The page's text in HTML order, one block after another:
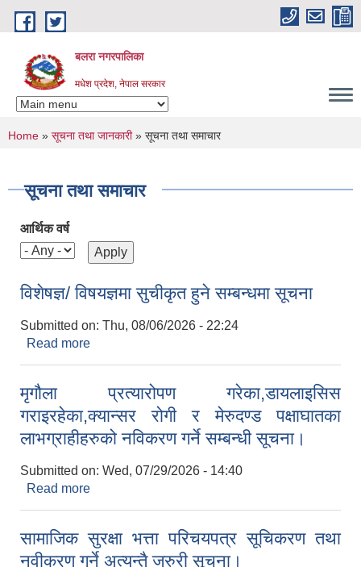
Skip to main content
बलरा नगरपालिका
मधेश प्रदेश, नेपाल सरकार
You are here
Home » सूचना तथा जानकारी» सूचना तथा समाचार
सूचना तथा समाचार
आर्थिक वर्ष
विशेषज्ञ/ विषयज्ञमा सुचीकृत हुने सम्बन्धमा सूचना
Submitted on: Thu, 08/06/2026 - 22:24
Read more
मृगौला प्रत्यारोपण गरेका,डायलाइसिस
गराइरहेका,क्यान्सर रोगी र मेरुदण्ड पक्षाघातका
लाभग्राहीहरुको नविकरण गर्ने सम्बन्धी सूचना।
Submitted on: Wed, 07/29/2026 - 14:40
Read more
सामाजिक सुरक्षा भत्ता परिचयपत्र सूचिकरण तथा
नवीकरण गर्ने अत्यन्तै जरुरी सूचना।